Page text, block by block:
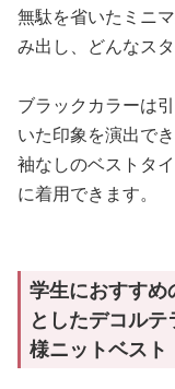
無駄を省いたミニ
み出し、どんなス
ブラックカラーは
いた印象を演出でき
袖なしのベストタ
に着用できます。
学生におすすめ
としたデコル
様ニットベスト